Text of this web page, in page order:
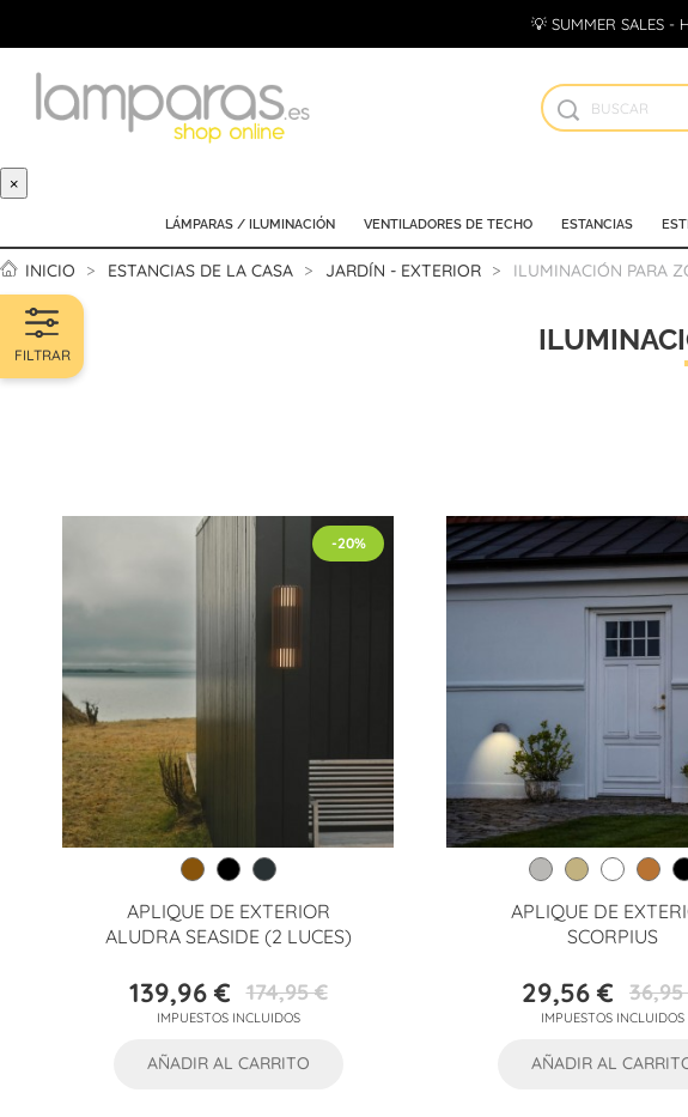
💡 SUMMER SALES -
×
LÁMPARAS / ILUMINACIÓN VENTILADORES DE TECHO ESTANCIAS
INICIO ESTANCIAS DE LA CASA JARDÍN - EXTERIOR ILUMINACIÓN PARA
FILTRAR
APLIQUE DE EXTERIOR
ALUDRA SEASIDE (2 LUCES)
Precio
139,96 €Precio
base
174,95 €
IMPUESTOS INCLUIDOS
-20%
AÑADIR AL CARRITO
APLIQUE DE
SCORPIUS
Precio
29,56 €Precio
base
IMPUESTOS INCLUIDOS
AÑADIR AL